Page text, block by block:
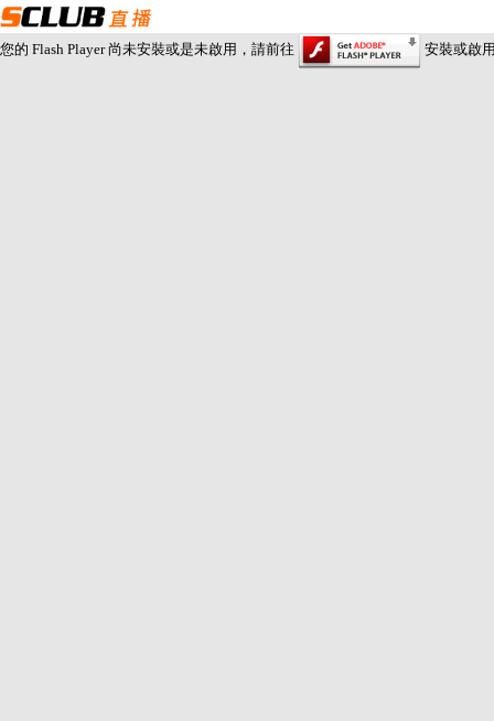
您的 Flash Player 尚未安裝或是未啟用，請前往 安裝或啟